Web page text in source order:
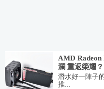
AMD
瀾 重返榮耀？
潛水好一陣子
推...